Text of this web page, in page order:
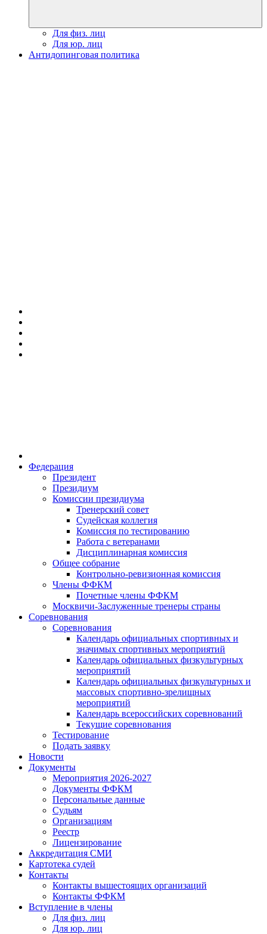
Для физ. лиц
Для юр. лиц
Антидопинговая политика
Федерация
Президент
Президиум
Комиссии президиума
Тренерский совет
Судейская коллегия
Комиссия по тестированию
Работа с ветеранами
Дисциплинарная комиссия
Общее собрание
Контрольно-ревизионная комиссия
Члены ФФКМ
Почетные члены ФФКМ
Москвичи-Заслуженные тренеры страны
Соревнования
Соревнования
Календарь официальных спортивных и
значимых спортивных мероприятий
Календарь официальных физкультурных
мероприятий
Календарь официальных физкультурных и
массовых спортивно-зрелищных
мероприятий
Календарь всероссийских соревнований
Текущие соревнования
Тестирование
Подать заявку
Новости
Документы
Мероприятия 2026-2027
Документы ФФКМ
Персональные данные
Судьям
Организациям
Реестр
Лицензирование
Аккредитация СМИ
Картотека судей
Контакты
Контакты вышестоящих организаций
Контакты ФФКМ
Вступление в члены
Для физ. лиц
Для юр. лиц